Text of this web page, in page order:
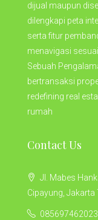
dijual maupun
dilengkapi peta
serta fitur
menavigasi
Sebuah
bertransaksi
redefining real
rumah
Contact Us
Jl. Mabes
Cipayung, Jakarta
085697462023